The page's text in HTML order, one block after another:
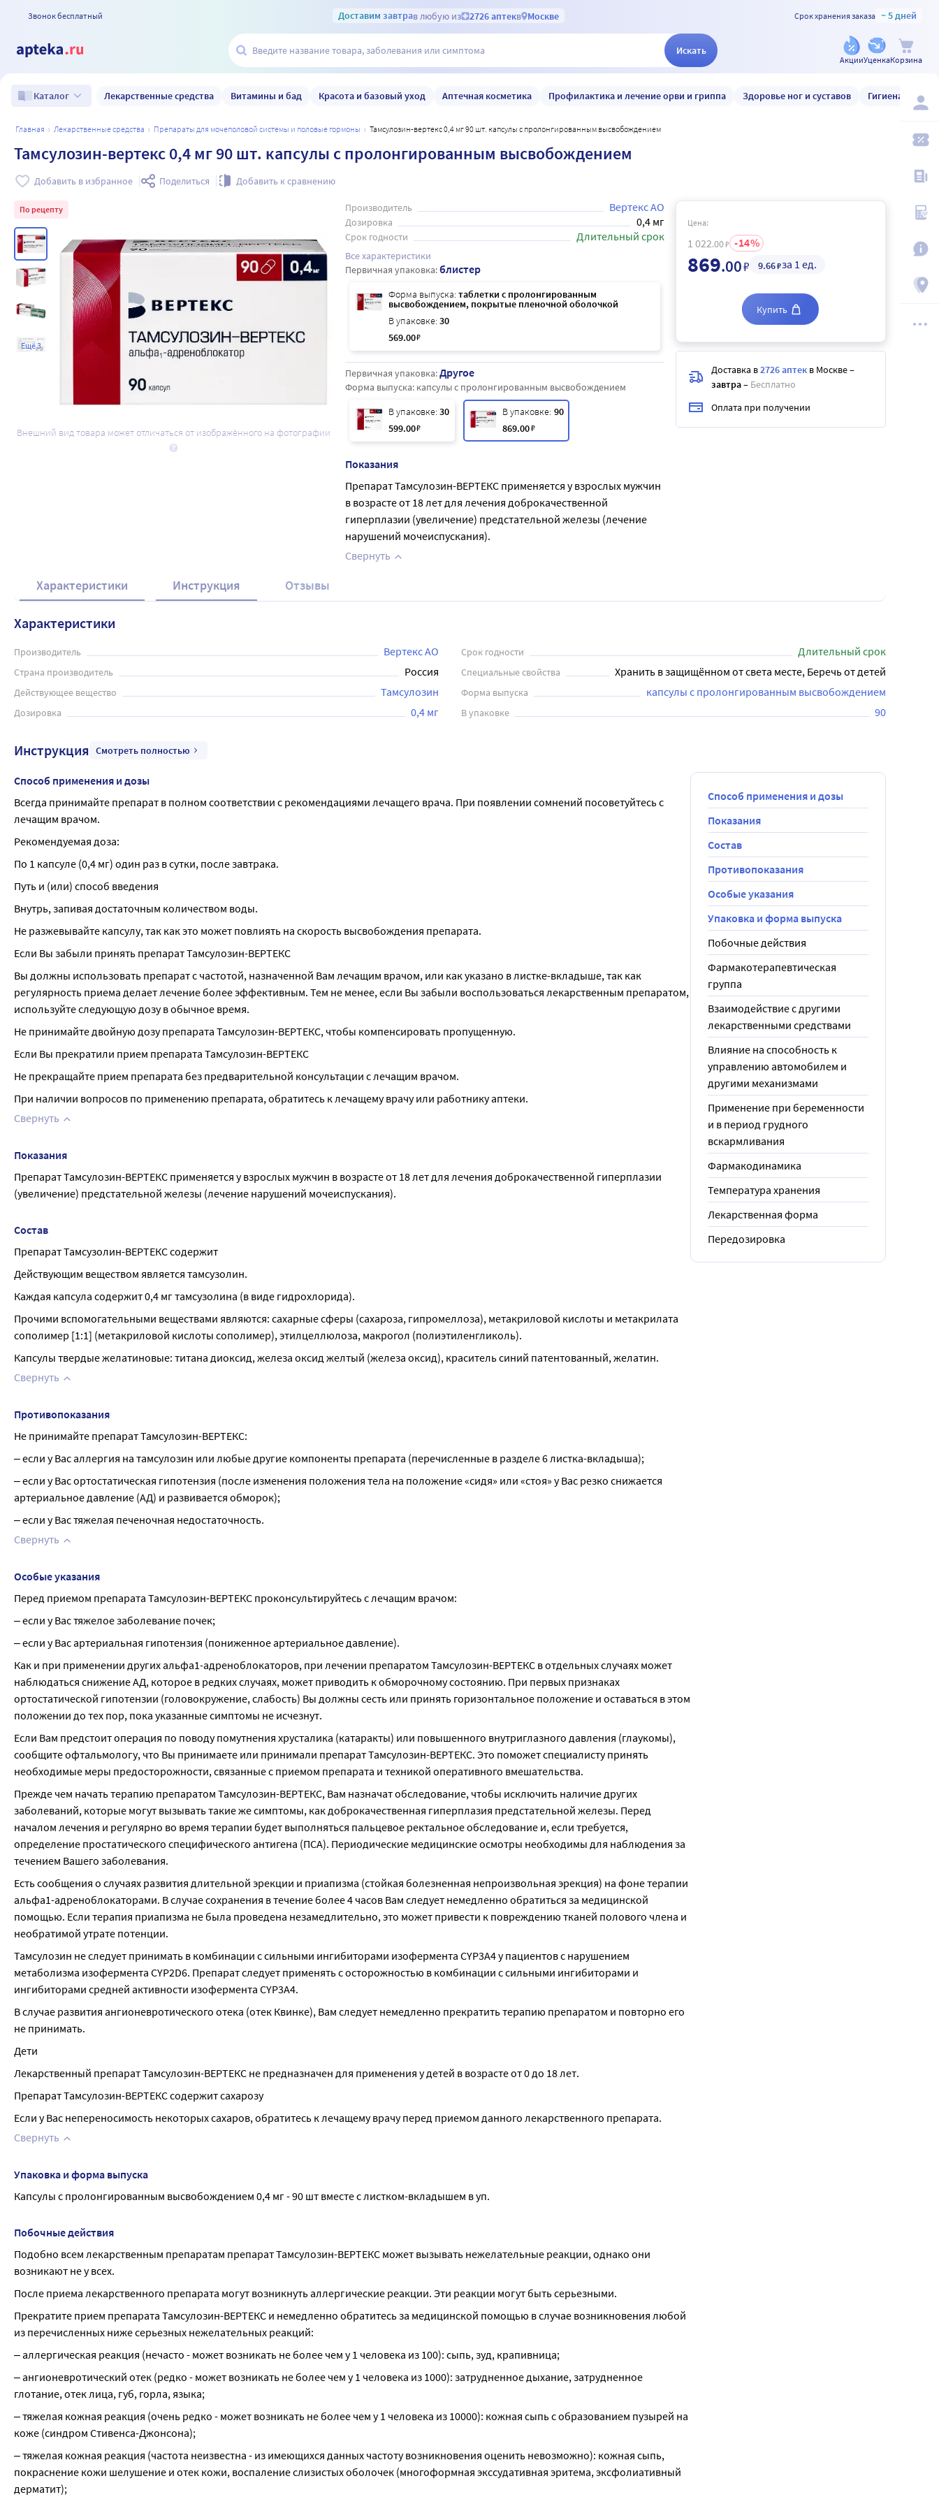
Звонок бесплатный Доставим завтрав любую из 2726 аптекв Москве Срок хранения заказа ~ 5 дней
Искать
АкцииУценкаКорзина
Каталог Лекарственные средства Витамины и бад Красота и базовый уход Аптечная косметика Профилактика и лечение орви и гриппа Здоровье ног и суставов Гигиена и уход
главная лекарственные средства препараты для мочеполовой системы и половые гормоны Тамсулозин-вертекс 0,4 мг 90 шт. капсулы с пролонгированным высвобождением
Тамсулозин-вертекс 0,4 мг 90 шт. капсулы с пролонгированным высвобождением
Добавить в избранное Поделиться Добавить к сравнению
По рецепту
Ещё 3
Внешний вид товара может отличаться от изображённого на фотографии
Производитель Вертекс АО
Дозировка 0,4 мг
Срок годности Длительный срок
Все характеристики
Первичная упаковка:блистер
Форма выпуска: таблетки с пролонгированным
высвобождением, покрытые пленочной оболочкой
В упаковке: 30
569.00₽
Первичная упаковка:Другое
Форма выпуска: капсулы с пролонгированным высвобождением
В упаковке: 30
599.00₽
В упаковке: 90
869.00₽
Показания
Препарат Тамсулозин-ВЕРТЕКС применяется у взрослых мужчин
в возрасте от 18 лет для лечения доброкачественной
гиперплазии (увеличение) предстательной железы (лечение
нарушений мочеиспускания).
Свернуть
Цена:
1 022.00₽ 14
869.00₽ 9.66₽за 1 ед.
Купить
Доставка в2726 аптек в Москве–
завтра– Бесплатно
Оплата при получении
Характеристики Инструкция Отзывы
Характеристики
Производитель Вертекс АО Срок годности Длительный срок
Страна производитель Россия Специальные свойства Хранить в защищённом от света месте, Беречь от детей
Действующее вещество Тамсулозин Форма выпуска капсулы с пролонгированным высвобождением
Дозировка 0,4 мг В упаковке 90
Инструкция Смотреть полностью
Способ применения и дозы
Всегда принимайте препарат в полном соответствии с рекомендациями лечащего врача. При появлении сомнений посоветуйтесь с
лечащим врачом.
Рекомендуемая доза:
По 1 капсуле (0,4 мг) один раз в сутки, после завтрака.
Путь и (или) способ введения
Внутрь, запивая достаточным количеством воды.
Не разжевывайте капсулу, так как это может повлиять на скорость высвобождения препарата.
Если Вы забыли принять препарат Тамсулозин-ВЕРТЕКС
Вы должны использовать препарат с частотой, назначенной Вам лечащим врачом, или как указано в листке-вкладыше, так как
регулярность приема делает лечение более эффективным. Тем не менее, если Вы забыли воспользоваться лекарственным препаратом,
используйте следующую дозу в обычное время.
Не принимайте двойную дозу препарата Тамсулозин-ВЕРТЕКС, чтобы компенсировать пропущенную.
Если Вы прекратили прием препарата Тамсулозин-ВЕРТЕКС
Не прекращайте прием препарата без предварительной консультации с лечащим врачом.
При наличии вопросов по применению препарата, обратитесь к лечащему врачу или работнику аптеки.
Свернуть
Показания
Препарат Тамсулозин-ВЕРТЕКС применяется у взрослых мужчин в возрасте от 18 лет для лечения доброкачественной гиперплазии
(увеличение) предстательной железы (лечение нарушений мочеиспускания).
Состав
Препарат Тамсузолин-ВЕРТЕКС содержит
Действующим веществом является тамсузолин.
Каждая капсула содержит 0,4 мг тамсузолина (в виде гидрохлорида).
Прочими вспомогательными веществами являются: сахарные сферы (сахароза, гипромеллоза), метакриловой кислоты и метакрилата
сополимер [1:1] (метакриловой кислоты сополимер), этилцеллюлоза, макрогол (полиэтиленгликоль).
Капсулы твердые желатиновые: титана диоксид, железа оксид желтый (железа оксид), краситель синий патентованный, желатин.
Свернуть
Противопоказания
Не принимайте препарат Тамсулозин-ВЕРТЕКС:
‒ если у Вас аллергия на тамсулозин или любые другие компоненты препарата (перечисленные в разделе 6 листка-вкладыша);
‒ если у Вас ортостатическая гипотензия (после изменения положения тела на положение «сидя» или «стоя» у Вас резко снижается
артериальное давление (АД) и развивается обморок);
‒ если у Вас тяжелая печеночная недостаточность.
Свернуть
Особые указания
Перед приемом препарата Тамсулозин-ВЕРТЕКС проконсультируйтесь с лечащим врачом:
‒ если у Вас тяжелое заболевание почек;
‒ если у Вас артериальная гипотензия (пониженное артериальное давление).
Как и при применении других альфа1-адреноблокаторов, при лечении препаратом Тамсулозин-ВЕРТЕКС в отдельных случаях может
наблюдаться снижение АД, которое в редких случаях, может приводить к обморочному состоянию. При первых признаках
ортостатической гипотензии (головокружение, слабость) Вы должны сесть или принять горизонтальное положение и оставаться в этом
положении до тех пор, пока указанные симптомы не исчезнут.
Если Вам предстоит операция по поводу помутнения хрусталика (катаракты) или повышенного внутриглазного давления (глаукомы),
сообщите офтальмологу, что Вы принимаете или принимали препарат Тамсулозин-ВЕРТЕКС. Это поможет специалисту принять
необходимые меры предосторожности, связанные с приемом препарата и техникой оперативного вмешательства.
Прежде чем начать терапию препаратом Тамсулозин-ВЕРТЕКС, Вам назначат обследование, чтобы исключить наличие других
заболеваний, которые могут вызывать такие же симптомы, как доброкачественная гиперплазия предстательной железы. Перед
началом лечения и регулярно во время терапии будет выполняться пальцевое ректальное обследование и, если требуется,
определение простатического специфического антигена (ПСА). Периодические медицинские осмотры необходимы для наблюдения за
течением Вашего заболевания.
Есть сообщения о случаях развития длительной эрекции и приапизма (стойкая болезненная непроизвольная эрекция) на фоне терапии
альфа1-адреноблокаторами. В случае сохранения в течение более 4 часов Вам следует немедленно обратиться за медицинской
помощью. Если терапия приапизма не была проведена незамедлительно, это может привести к повреждению тканей полового члена и
необратимой утрате потенции.
Тамсулозин не следует принимать в комбинации с сильными ингибиторами изофермента CYP3A4 у пациентов с нарушением
метаболизма изофермента CYP2D6. Препарат следует применять с осторожностью в комбинации с сильными ингибиторами и
ингибиторами средней активности изофермента CYP3A4.
В случае развития ангионевротического отека (отек Квинке), Вам следует немедленно прекратить терапию препаратом и повторно его
не принимать.
Дети
Лекарственный препарат Тамсулозин-ВЕРТЕКС не предназначен для применения у детей в возрасте от 0 до 18 лет.
Препарат Тамсулозин-ВЕРТЕКС содержит сахарозу
Если у Вас непереносимость некоторых сахаров, обратитесь к лечащему врачу перед приемом данного лекарственного препарата.
Свернуть
Упаковка и форма выпуска
Капсулы с пролонгированным высвобождением 0,4 мг - 90 шт вместе с листком-вкладышем в уп.
Побочные действия
Подобно всем лекарственным препаратам препарат Тамсулозин-ВЕРТЕКС может вызывать нежелательные реакции, однако они
возникают не у всех.
После приема лекарственного препарата могут возникнуть аллергические реакции. Эти реакции могут быть серьезными.
Прекратите прием препарата Тамсулозин-ВЕРТЕКС и немедленно обратитесь за медицинской помощью в случае возникновения любой
из перечисленных ниже серьезных нежелательных реакций:
‒ аллергическая реакция (нечасто - может возникать не более чем у 1 человека из 100): сыпь, зуд, крапивница;
‒ ангионевротический отек (редко - может возникать не более чем у 1 человека из 1000): затрудненное дыхание, затрудненное
глотание, отек лица, губ, горла, языка;
‒ тяжелая кожная реакция (очень редко - может возникать не более чем у 1 человека из 10000): кожная сыпь с образованием пузырей на
коже (синдром Стивенса-Джонсона);
‒ тяжелая кожная реакция (частота неизвестна - из имеющихся данных частоту возникновения оценить невозможно): кожная сыпь,
покраснение кожи шелушение и отек кожи, воспаление слизистых оболочек (многоформная экссудативная эритема, эксфолиативный
дерматит);
Способ применения и дозы
Показания
Состав
Противопоказания
Особые указания
Упаковка и форма выпуска
Побочные действия
Фармакотерапевтическая
группа
Взаимодействие с другими
лекарственными средствами
Влияние на способность к
управлению автомобилем и
другими механизмами
Применение при беременности
и в период грудного
вскармливания
Фармакодинамика
Температура хранения
Лекарственная форма
Передозировка